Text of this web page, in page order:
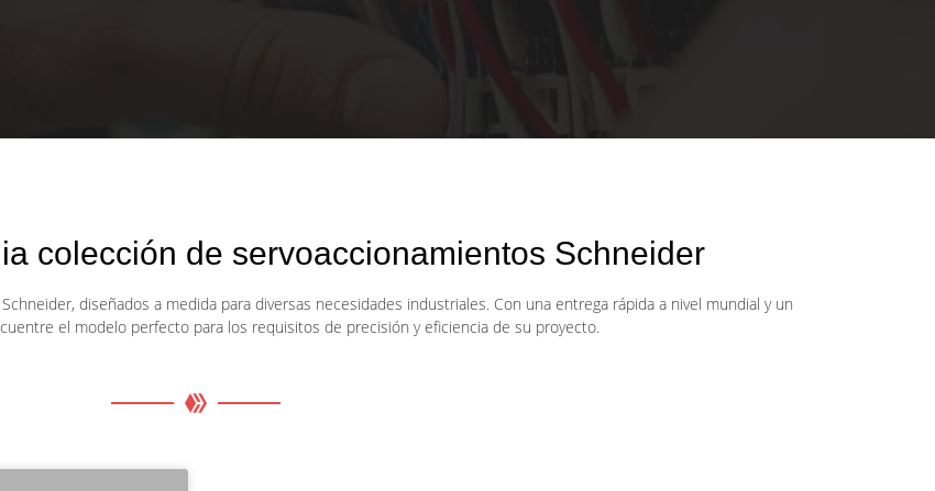
colección de servoaccionamientos Schneider
diseñados a medida para diversas necesidades industriales. Con una entrega rápida a nivel mundial y un
el modelo perfecto para los requisitos de precisión y eficiencia de su proyecto.